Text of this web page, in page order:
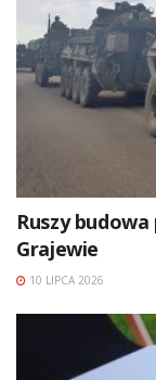
Ruszy
Grajewie
10 LIPCA 2026